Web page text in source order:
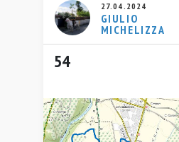
27.04.2024
GIULIO
MICHELIZZA
54